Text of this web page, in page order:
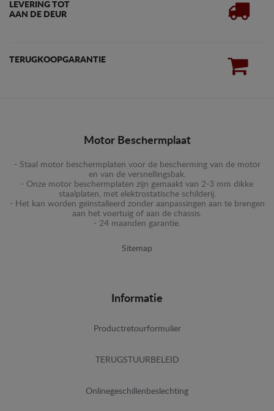
LEVERING TOT
AAN DE DEUR
TERUGKOOPGARANTIE
Motor Beschermplaat
- Staal motor beschermplaten voor de bescherming van de motor
en van de versnellingsbak.
- Onze motor beschermplaten zijn gemaakt van 2-3 mm dikke
staalplaten, met elektrostatische schilderij.
- Het kan worden geïnstalleerd zonder aanpassingen aan te brengen
aan het voertuig of aan de chassis.
- 24 maanden garantie.
Sitemap
Informatie
Productretourformulier
TERUGSTUURBELEID
Onlinegeschillenbeslechting